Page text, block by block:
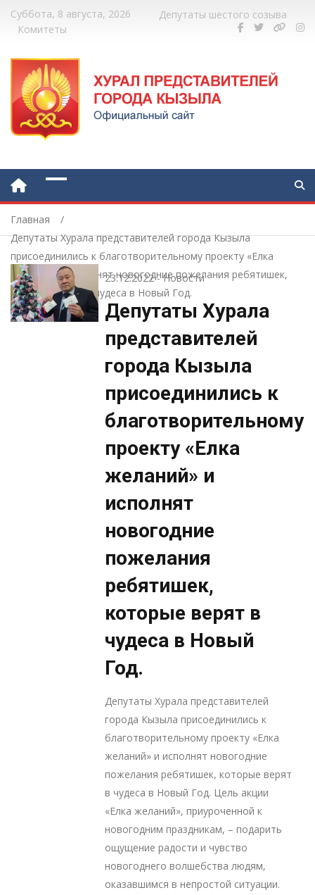
Суббота, 8 августа, 2026
Депутаты шестого созыва
Комитеты
Главная
Депутаты Хурала представителей города Кызыла
присоединились к благотворительному проекту «Елка
желаний» и исполнят новогодние пожелания ребятишек,
которые верят в чудеса в Новый Год.
23.12.2022- Новости
Депутаты Хурала
представителей
города Кызыла
присоединились к
благотворительному
проекту «Елка
желаний» и
исполнят
новогодние
пожелания
ребятишек,
которые верят в
чудеса в Новый
Год.
Депутаты Хурала представителей
города Кызыла присоединились к
благотворительному проекту «Елка
желаний» и исполнят новогодние
пожелания ребятишек, которые верят
в чудеса в Новый Год. Цель акции
«Елка желаний», приуроченной к
новогодним праздникам, – подарить
ощущение радости и чувство
новогоднего волшебства людям,
оказавшимся в непростой ситуации.